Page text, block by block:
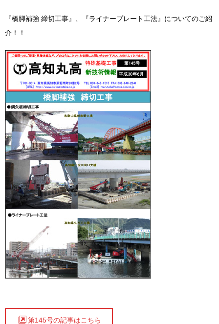
『橋脚補強 締切工事』、『ライナープレート工法』についてのご紹
介！！
第145号の記事はこちら